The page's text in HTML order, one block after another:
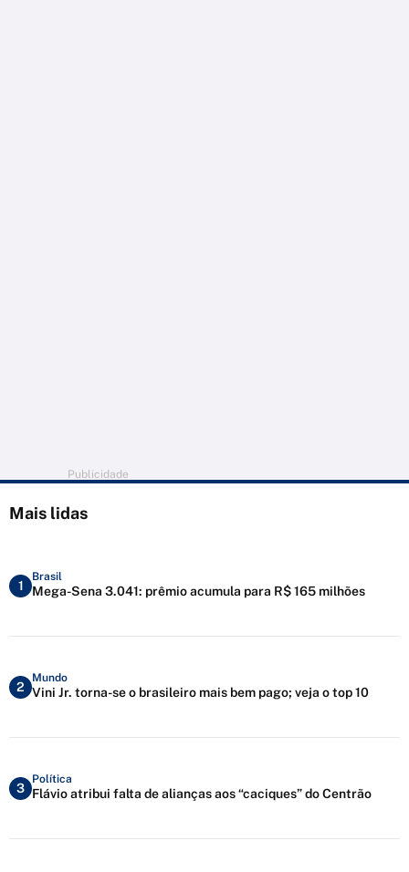
Publicidade
Mais lidas
1
Brasil
Mega-Sena 3.041: prêmio acumula para R$ 165 milhões
2
Mundo
Vini Jr. torna-se o brasileiro mais bem pago; veja o top 10
3
Política
Flávio atribui falta de alianças aos “caciques” do Centrão